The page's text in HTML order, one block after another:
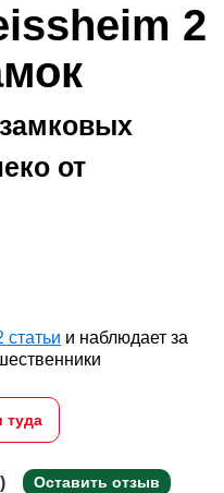
2
от
статьи и наблюдает за
туда
Оставить отзыв